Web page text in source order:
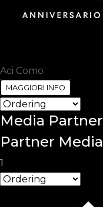
Aci Como
MAGGIORI INFO
Media Partner
Partner Media
1